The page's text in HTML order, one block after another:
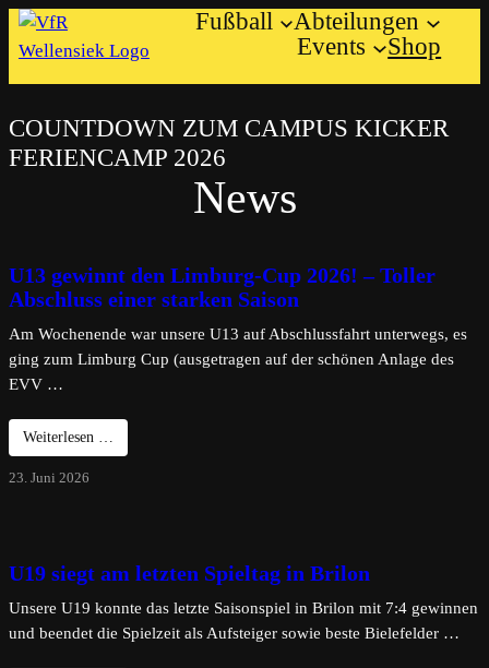
Zum
Inhalt
Fußball
Abteilungen
Events
Shop
COUNTDOWN ZUM CAMPUS KICKER
FERIENCAMP 2026
News
U13 gewinnt den Limburg-Cup 2026! – Toller
Abschluss einer starken Saison
Am Wochenende war unsere U13 auf Abschlussfahrt unterwegs, es
ging zum Limburg Cup (ausgetragen auf der schönen Anlage des
EVV …
Weiterlesen …
23. Juni 2026
U19 siegt am letzten Spieltag in Brilon
Unsere U19 konnte das letzte Saisonspiel in Brilon mit 7:4 gewinnen
und beendet die Spielzeit als Aufsteiger sowie beste Bielefelder …